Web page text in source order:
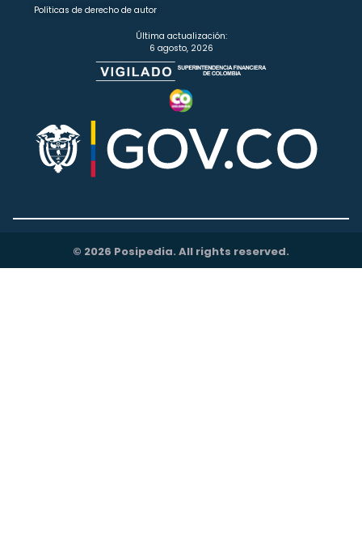
Políticas de derecho de autor
Última actualización:
6 agosto, 2026
© 2026 Posipedia. All rights reserved.